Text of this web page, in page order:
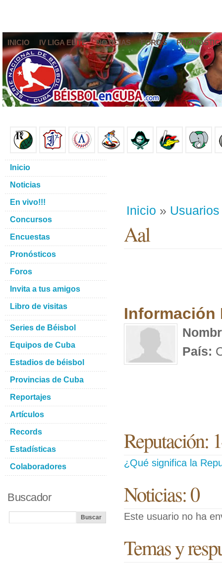
INICIO IV LIGA ELITE NOTICIAS FOROS
Inicio » Usuarios
Aal
Información
País:
Reputación:
¿Qué significa la
Noticias: 0
Este usuario no ha
Temas y
Inicio
Noticias
En vivo!!!
Concursos
Encuestas
Pronósticos
Foros
Invita a tus amigos
Libro de visitas
Series de Béisbol
Equipos de Cuba
Estadios de béisbol
Provincias de Cuba
Reportajes
Artículos
Records
Estadísticas
Colaboradores
Buscador